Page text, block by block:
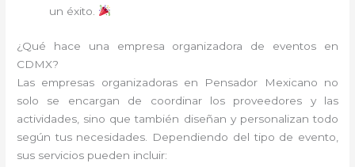
un éxito.
¿Qué hace una empresa organizadora de eventos en
CDMX?
Las empresas organizadoras en Pensador Mexicano no
solo se encargan de coordinar los proveedores y las
actividades, sino que también diseñan y personalizan todo
según tus necesidades. Dependiendo del tipo de evento,
sus servicios pueden incluir: